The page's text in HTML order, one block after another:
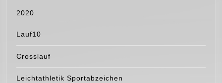
2020
Lauf10
Crosslauf
Leichtathletik Sportabzeichen